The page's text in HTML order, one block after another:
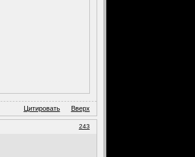
Цитировать Вверх
243